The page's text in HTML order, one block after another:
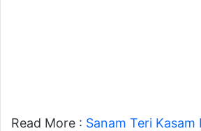
Read More : Sanam Teri Kasam